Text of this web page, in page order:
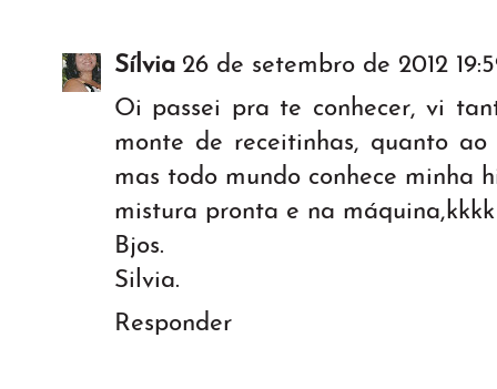
Sílvia 26 de setembro de 2012
Oi passei pra te conhecer, vi
monte de receitinhas, quanto
mas todo mundo conhece minha
mistura pronta e na máquina,kkkk
Bjos.
Silvia.
Responder